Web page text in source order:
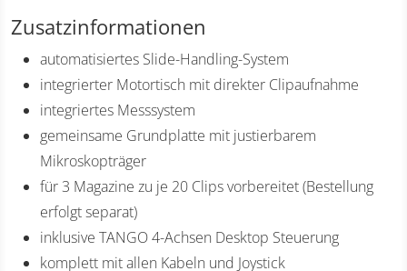
Zusatzinformationen
automatisiertes Slide-Handling-System
integrierter Motortisch mit direkter Clipaufnahme
integriertes Messsystem
gemeinsame Grundplatte mit justierbarem
Mikroskopträger
für 3 Magazine zu je 20 Clips vorbereitet (Bestellung
erfolgt separat)
inklusive TANGO 4-Achsen Desktop Steuerung
komplett mit allen Kabeln und Joystick